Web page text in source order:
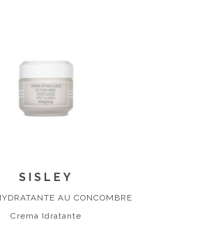
SISLEY
AU CONCOMBRE
Crema Idratante